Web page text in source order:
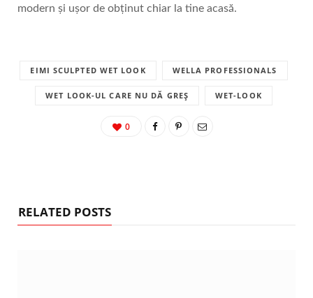
modern și ușor de obținut chiar la tine acasă.
EIMI SCULPTED WET LOOK WELLA PROFESSIONALS
WET LOOK-UL CARE NU DĂ GREȘ WET-LOOK
0
RELATED POSTS